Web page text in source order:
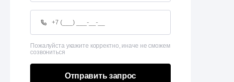
Пожалуйста укажите корректно, иначе не сможем
созвониться
Отправить запрос